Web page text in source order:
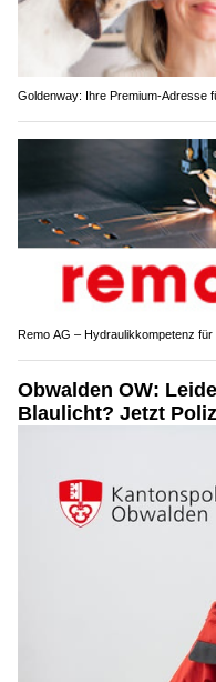
Goldenway: Ihre Premium-Adresse
Remo AG – Hydraulikkompetenz
Obwalden OW:
Blaulicht? Jetzt